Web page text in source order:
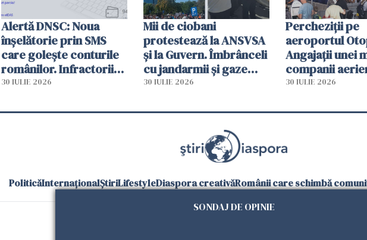
Alertă DNSC: Noua
înșelătorie prin SMS
care golește conturile
românilor. Infractorii
folosesc numele
Române
30 IULIE 2026
Mii de ciobani
protestează la ANSVSA
și la Guvern. Îmbrânceli
cu jandarmii și gaze
lacrimogene
30 IULIE 2026
Percheziții pe
aeroportul
Angajații unei
companii
parfumuri,
vânzării
30 IULIE 2026
PoliticăInternaționalȘtiriLifestyleDiaspora creativăRomânii care schimbă
SONDAJ DE OPINIE